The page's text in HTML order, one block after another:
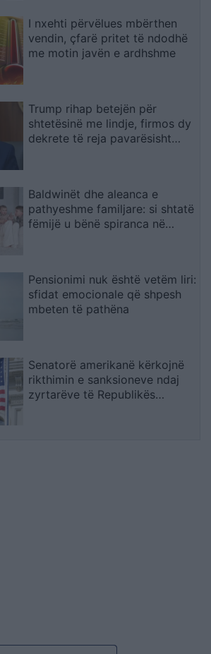
I nxehti përvëlues mbërthen
vendin, çfarë pritet të ndodhë
me motin javën e ardhshme
Trump rihap betejën për
shtetësinë me lindje, firmos dy
dekrete të reja pavarësisht
Baldwinët dhe aleanca e
pathyeshme familjare: si shtatë
fëmijë u bënë spiranca në
Pensionimi nuk është vetëm liri:
sfidat emocionale që shpesh
mbeten të pathëna
Senatorë amerikanë kërkojnë
rikthimin e sanksioneve ndaj
zyrtarëve të Republikës